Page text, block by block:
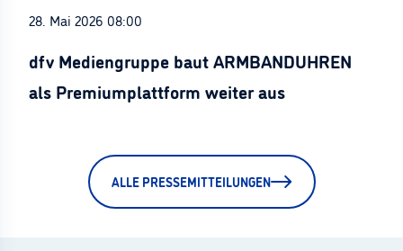
28. Mai 2026 08:00
dfv Mediengruppe baut ARMBANDUHREN
als Premiumplattform weiter aus
ALLE PRESSEMITTEILUNGEN